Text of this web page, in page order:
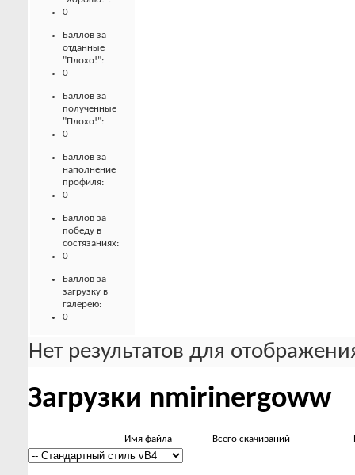
0
Баллов за
отданные
"Плохо!":
0
Баллов за
полученные
"Плохо!":
0
Баллов за
наполнение
профиля:
0
Баллов за
победу в
состязаниях:
0
Баллов за
загрузку в
галерею:
0
Нет результатов для
Загрузки nmirinergoww
Имя файла Всего скачиваний